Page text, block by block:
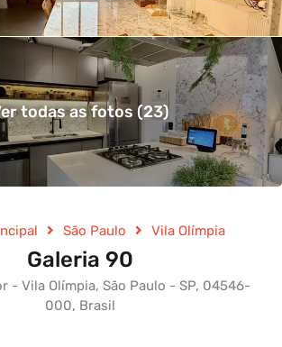
todas as fotos (23)
São Paulo Vila Olímpia
Galeria 90
- Vila Olímpia, São Paulo - SP, 04546-
000, Brasil